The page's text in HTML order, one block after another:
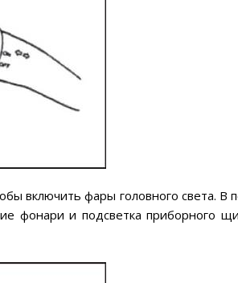
включить фары головного света. В
фонари и подсветка приборного